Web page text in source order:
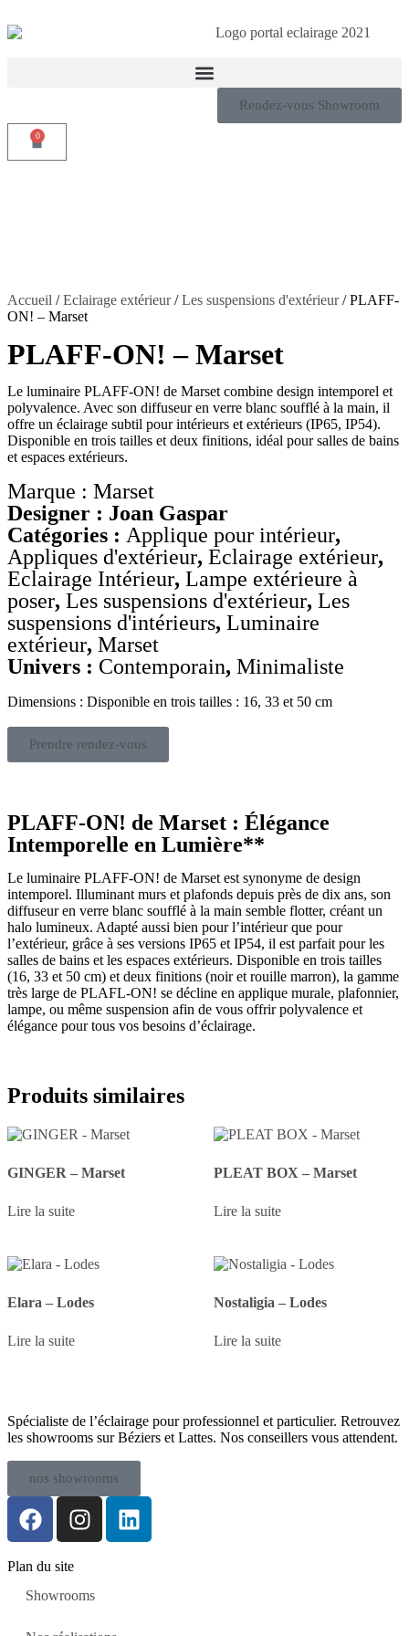
Rendez-vous Showroom
0
Accueil /Eclairage extérieur/Les suspensions d'extérieur/ PLAFF-
ON! – Marset
PLAFF-ON! – Marset
Le luminaire PLAFF-ON! de Marset combine design intemporel et
polyvalence. Avec son diffuseur en verre blanc soufflé à la main, il
offre un éclairage subtil pour intérieurs et extérieurs (IP65, IP54).
Disponible en trois tailles et deux finitions, idéal pour salles de bains
et espaces extérieurs.
Marque : Marset
Designer : Joan Gaspar
Catégories : Applique pour intérieur,
Appliques d'extérieur, Eclairage extérieur,
Eclairage Intérieur, Lampe extérieure à
poser, Les suspensions d'extérieur, Les
suspensions d'intérieurs, Luminaire
extérieur, Marset
Univers : Contemporain, Minimaliste
Dimensions : Disponible en trois tailles : 16, 33 et 50 cm
Prendre rendez-vous
PLAFF-ON! de Marset : Élégance
Intemporelle en Lumière**
Le luminaire PLAFF-ON! de Marset est synonyme de design
intemporel. Illuminant murs et plafonds depuis près de dix ans, son
diffuseur en verre blanc soufflé à la main semble flotter, créant un
halo lumineux. Adapté aussi bien pour l’intérieur que pour
l’extérieur, grâce à ses versions IP65 et IP54, il est parfait pour les
salles de bains et les espaces extérieurs. Disponible en trois tailles
(16, 33 et 50 cm) et deux finitions (noir et rouille marron), la gamme
très large de PLAFL-ON! se décline en applique murale, plafonnier,
lampe, ou même suspension afin de vous offrir polyvalence et
élégance pour tous vos besoins d’éclairage.
Produits similaires
GINGER – Marset
Lire la suite
PLEAT BOX – Marset
Lire la suite
Elara – Lodes
Lire la suite
Nostaligia – Lodes
Lire la suite
Spécialiste de l’éclairage pour professionnel et particulier. Retrouvez
les showrooms sur Béziers et Lattes. Nos conseillers vous attendent.
nos showrooms
Plan du site
Showrooms